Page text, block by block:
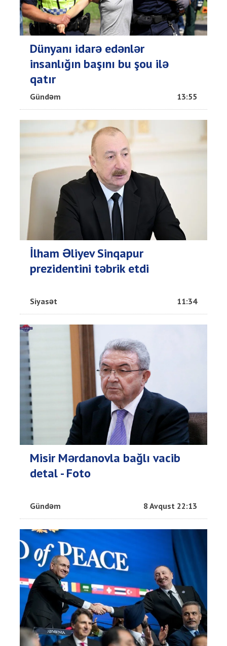
Dünyanı idarə edənlər
insanlığın başını bu şou ilə
qatır
Gündəm 13:55
İlham Əliyev Sinqapur
prezidentini təbrik etdi
Siyasət 11:34
Misir Mərdanovla bağlı vacib
detal - Foto
Gündəm 8 Avqust 22:13